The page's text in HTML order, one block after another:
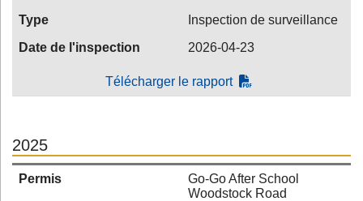
Type
Inspection de surveillance
Date de l'inspection
2026-04-23
Télécharger le rapport
2025
Permis
Go-Go After School
Woodstock Road